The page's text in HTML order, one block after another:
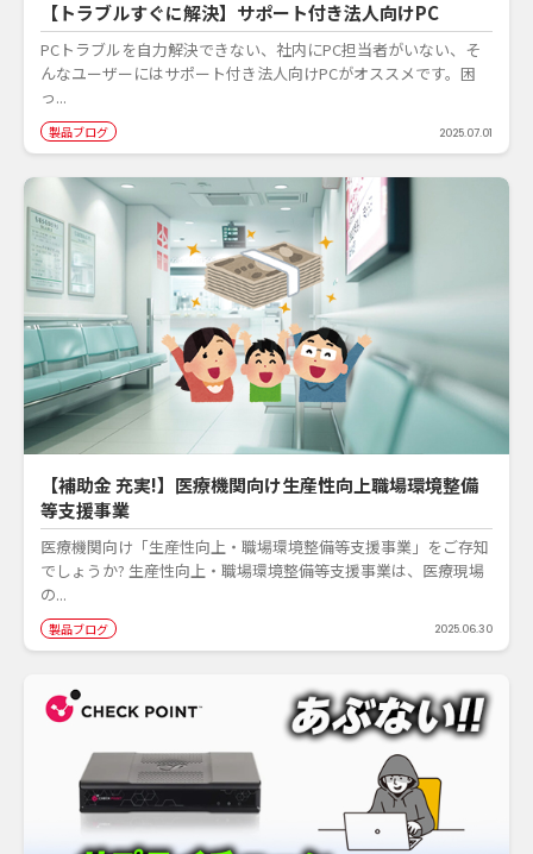
【トラブルすぐに解決】サポート付き法人向けPC
PCトラブルを自力解決できない、社内にPC担当者がいない、そ
んなユーザーにはサポート付き法人向けPCがオススメです。困
っ...
製品ブログ 2025.07.01
【補助金 充実!】医療機関向け生産性向上職場環境整備
等支援事業
医療機関向け「生産性向上・職場環境整備等支援事業」をご存知
でしょうか? 生産性向上・職場環境整備等支援事業は、医療現場
の...
製品ブログ 2025.06.30